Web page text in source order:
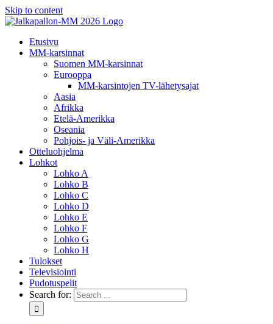
Skip to content
Etusivu
MM-karsinnat
Suomen MM-karsinnat
Eurooppa
MM-karsintojen TV-lähetysajat
Aasia
Afrikka
Etelä-Amerikka
Oseania
Pohjois- ja Väli-Amerikka
Otteluohjelma
Lohkot
Lohko A
Lohko B
Lohko C
Lohko D
Lohko E
Lohko F
Lohko G
Lohko H
Tulokset
Televisiointi
Pudotuspelit
Search for: